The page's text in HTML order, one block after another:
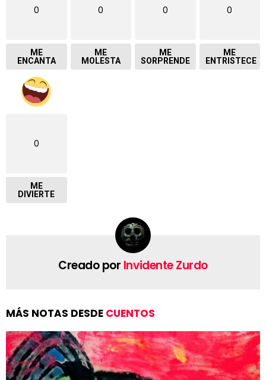
0
ME
ENCANTA
0
ME
MOLESTA
0
ME
SORPRENDE
0
ME
ENTRISTECE
0
ME
DIVIERTE
Creado por Invidente Zurdo
MÁS NOTAS DESDE CUENTOS